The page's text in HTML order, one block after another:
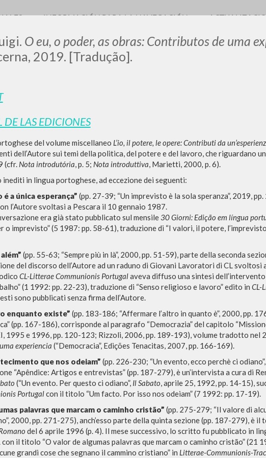
O eu, o poder, as obras: Contributos de uma
2019. [Tradução].
DE LAS EDICIONES
del volume miscellaneo L’io, il potere, le opere: Contributi da un’esperienz
dell’Autore sui temi della politica, del potere e del lavoro, che riguardano
(cfr. Nota introdutória, p. 5; Nota introduttiva, Marietti, 2000, p. 6).
in lingua portoghese, ad eccezione dei seguenti:
a única esperança” (pp. 27-39; “Un imprevisto è la sola speranza”, 2019,
l’Autore svoltasi a Pescara il 10 gennaio 1987.
era già stato pubblicato sul mensile30 Giorni: Edição em língua
o imprevisto” (5 1987: pp. 58-61), traduzione di “I valori, il potere,
(pp. 55-63; “Sempre più in là”, 2000, pp. 51-59), parte della seconda
del discorso dell’Autore ad un raduno di Giovani Lavoratori di CL svoltosi
CL-Litterae Communionis Portugalaveva diffuso una sintesi
(1 1992: pp. 22-23), traduzione di “Senso religioso e lavoro” edito in CL-
sono pubblicati senza firma dell’Autore.
enquanto existe” (pp. 183-186; “Affermare l’altro in quanto è”, 2000, pp.
(pp. 167-186), corrisponde al paragrafo “Democrazia” del capitolo
1995 e 1996, pp. 120-123; Rizzoli, 2006, pp. 189-193), volume tradotto nel
experiencia (“Democracia”, Edições Tenacitas, 2007, pp. 166-169).
que nos odeiam” (pp. 226-230; “Un evento, ecco perchè ci
“Apêndice: Artigos e entrevistas”(pp. 187-279), è un’intervista a cura di
(“Un evento. Per questo ci odiano”, Il Sabato, aprile 25, 1992, pp. 14-15),
Portugalcon il titolo “Um facto. Por isso nos odeiam” (7 1992: pp. 17-19).
palavras que marcam o caminho cristão” (pp. 275-279; “Il valore di
2000, pp. 271-275), anch’esso parte della quinta sezione (pp. 187-279), è
del 6 aprile 1996 (p. 4). Il mese successivo, lo scritto fu pubblicato in
con il titolo “O valor de algumas palavras que marcam o caminho cristão” (21
grandi cose che segnano il cammino cristiano” in Litterae-Communionis-
INFORMACIÓN PARA LA NAVEGACIÓN
aún más precisos? Utilizar el
0DOCUMENTOS ENCONTRADOS
Ver detalles por tipo
AUTOR AÑO ACTIVIDADES
RESULTADOS SUCESIVOS
avanzada »
IDIOMA
Italiano